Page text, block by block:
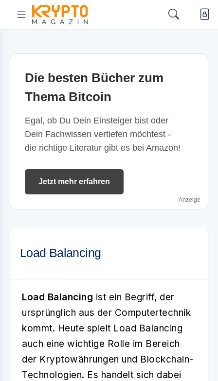
Die besten Bücher zum
Thema Bitcoin
Egal, ob Du Dein Einsteiger bist oder
Dein Fachwissen vertiefen möchtest -
die richtige Literatur gibt es bei Amazon!
Jetzt mehr erfahren
Anzeige
Load Balancing
Load Balancing ist ein Begriff, der
ursprünglich aus der Computertechnik
kommt. Heute spielt Load Balancing
auch eine wichtige Rolle im Bereich
der Kryptowährungen und Blockchain-
Technologien. Es handelt sich dabei